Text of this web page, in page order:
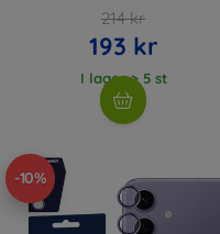
214 kr
193 kr
I lager > 5 st
-10%